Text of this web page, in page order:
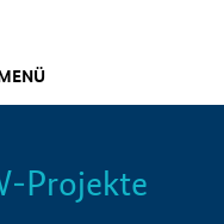
Info
Projekte